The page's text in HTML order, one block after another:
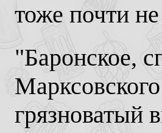
тоже почти
"Баронское,
грязноватый